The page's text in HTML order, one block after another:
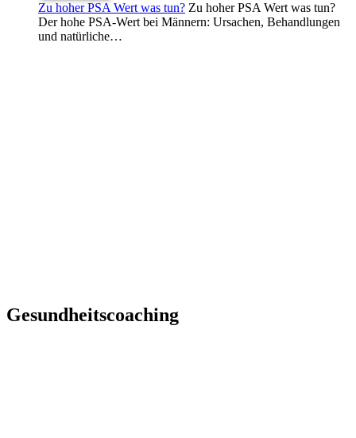
Zu hoher PSA Wert was tun? Zu hoher PSA Wert was tun?
Der hohe PSA-Wert bei Männern: Ursachen, Behandlungen
und natürliche…
Gesundheitscoaching